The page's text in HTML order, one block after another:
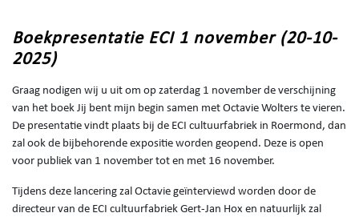
Boekpresentatie ECI 1 november (20-10-
2025)
Graag nodigen wij u uit om op zaterdag 1 november de verschijning
van het boek Jij bent mijn begin samen met Octavie Wolters te vieren.
De presentatie vindt plaats bij de ECI cultuurfabriek in Roermond, dan
zal ook de bijbehorende expositie worden geopend. Deze is open
voor publiek van 1 november tot en met 16 november.
Tijdens deze lancering zal Octavie geïnterviewd worden door de
directeur van de ECI cultuurfabriek Gert-Jan Hox en natuurlijk zal